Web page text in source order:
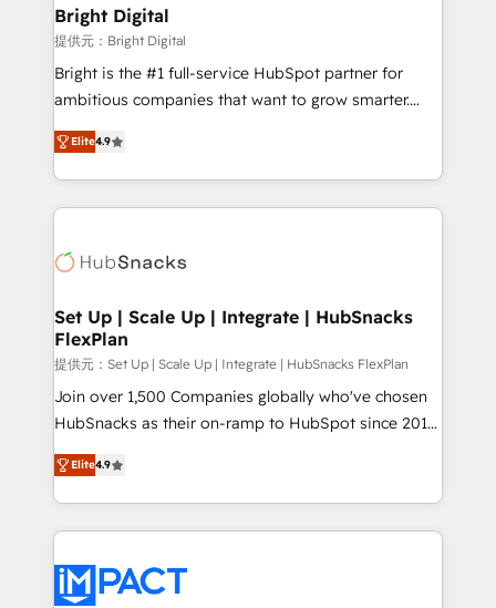
Partner 📆Founded in 1997
and chat agents, predictive automation, and smart
workflows • Salesforce + HubSpot integration •
RevOps and AI-driven sales enablement • Website
design and CMS development • ERP integration: SAP,
and CRM migration from any platform •
Client/member portals built on HubSpot • Custom
WooCommerce, BuilderTrend, and more Experience
the difference — reach out to see how AI + HubSpot
Bright Digital
提供元：Bright Digital
Bright is the #1 full-service HubSpot partner for
ambitious companies that want to grow smarter.
From HubSpot onboarding, to training, from
developing a new website to lead generation and
digital marketing; we do it all (and with great
results)! In short, our services include: - HubSpot
HubSpot development: websites, custom modules,
marketing, advertising, campaigns, content and
design We connect people, data and technology to
improve customer experiences. With our bright
people, exciting ideas and can-do mentality, we
ensure revenue growth on a daily basis. So tell us
team of 100+ experts is ready for you! Driving digital
growth | www.brightdigital.com
Elite4.9
Set Up | Scale Up | Integrate | HubSnacks
FlexPlan
提供元：Set Up | Scale Up | Integrate | HubSnacks FlexPlan
Join over 1,500 Companies globally who've chosen
HubSnacks as their on-ramp to HubSpot since 2014
Simple pay-as-you-go plans that accelerate value...
1️⃣ Set Up | Onboarding New or Check-fixing existing
HubSpot portals 2️⃣ Scale Up | 100% HubSpot Task
Execution... Global 24/7 ... All Experts 3️⃣ Integrate |
Slash months from your API Integration project... ⬅️
Elite4.9